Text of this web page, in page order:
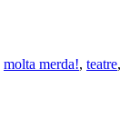
molta merda!, teatre,